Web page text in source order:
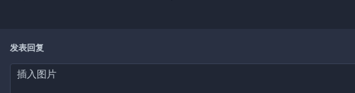
发表回复
插入图片